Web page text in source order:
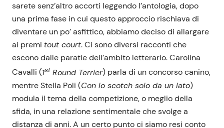
sarete senz’altro accorti leggendo l’antologia, dopo
una prima fase in cui questo approccio rischiava di
diventare un po’ asfittico, abbiamo deciso di allargare
ai premi tout court. Ci sono diversi racconti che
escono dalle paratie dell’ambito letterario. Carolina
Cavalli (1st Round Terrier) parla di un concorso canino,
mentre Stella Poli (Con lo scotch solo da un lato)
modula il tema della competizione, o meglio della
sfida, in una relazione sentimentale che svolge a
distanza di anni. A un certo punto ci siamo resi conto